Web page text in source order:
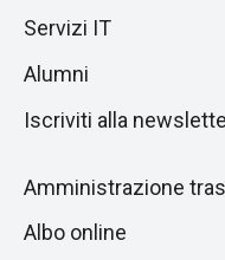
Servizi IT
Alumni
Iscriviti alla
Amministrazione
Albo online